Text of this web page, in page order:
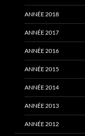
ANNÉE 2018
ANNÉE 2017
ANNÉE 2016
ANNÉE 2015
ANNÉE 2014
ANNÉE 2013
ANNÉE 2012